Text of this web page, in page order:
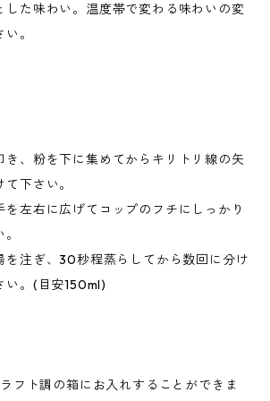
した味わい。温度帯で変わる味わいの変
。
、粉を下に集めてからキリトリ線の矢
下さい。
左右に広げてコップのフチにしっかり
注ぎ、30秒程蒸らしてから数回に分け
い。(目安150ml)
フト調の箱にお入れすることができま